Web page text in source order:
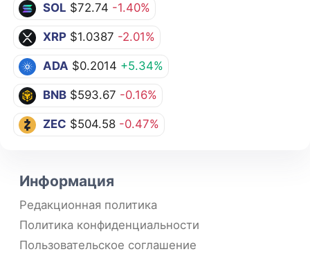
SOL $72.74 -1.40%
XRP $1.0387 -2.01%
ADA $0.2014 +5.34%
BNB $593.67 -0.16%
ZEC $504.58 -0.47%
Информация
Редакционная политика
Политика конфиденциальности
Пользовательское соглашение